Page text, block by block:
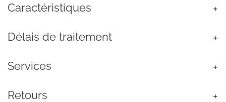
Corp
Or
de
Caractéristiques
Délais de traitement
Services
Retours